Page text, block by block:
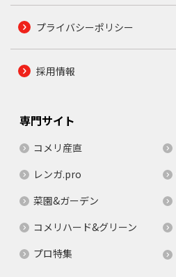
プライバシーポリシー
採用情報
専門サイト
コメリ産直
レンガ.pro
菜園&ガーデン
コメリハード&グリーン
プロ特集